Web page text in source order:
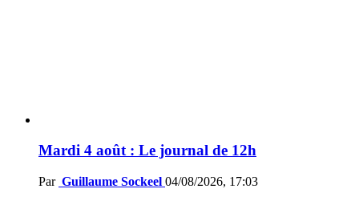
Mardi 4 août : Le journal de 12h
Par Guillaume Sockeel 04/08/2026, 17:03